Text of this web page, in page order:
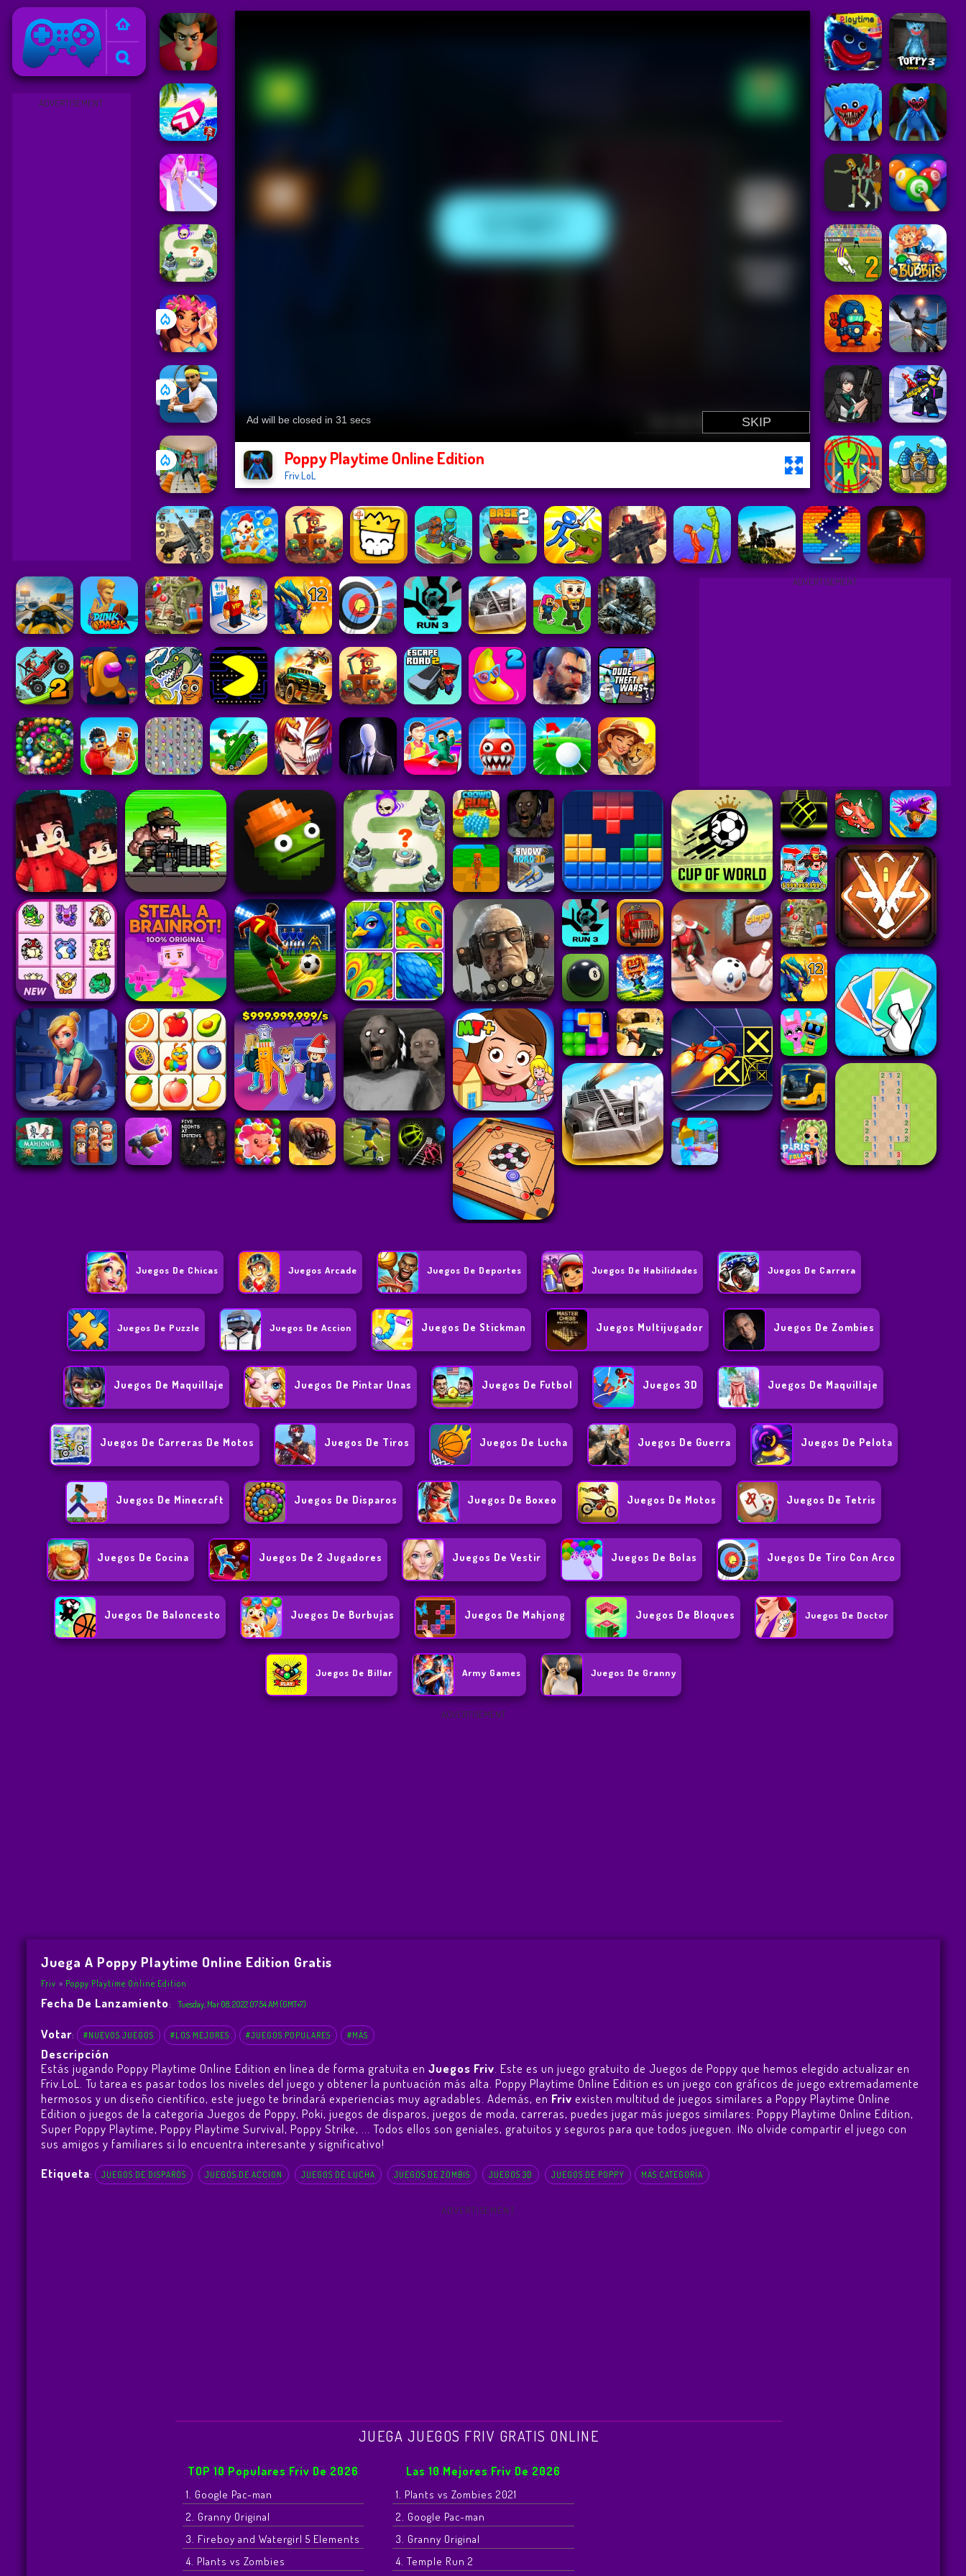
ADVERTISEMENT
Poppy Playtime Online Edition
Friv.LoL
ADVERTISEMENT
Juegos De Chicas Juegos Arcade Juegos De Deportes Juegos De Habilidades Juegos De Carrera
Juegos De Puzzle Juegos De Accion Juegos De Stickman Juegos Multijugador Juegos De Zombies
Juegos De Maquillaje Juegos De Pintar Unas Juegos De Futbol Juegos 3D Juegos De Maquillaje
Juegos De Carreras De Motos Juegos De Tiros Juegos De Lucha Juegos De Guerra Juegos De Pelota
Juegos De Minecraft Juegos De Disparos Juegos De Boxeo Juegos De Motos Juegos De Tetris
Juegos De Cocina Juegos De 2 Jugadores Juegos De Vestir Juegos De Bolas Juegos De Tiro Con Arco
Juegos De Baloncesto Juegos De Burbujas Juegos De Mahjong Juegos De Bloques Juegos De Doctor
Juegos De Billar Army Games Juegos De Granny
ADVERTISEMENT
Juega A Poppy Playtime Online Edition Gratis
Friv Poppy Playtime Online Edition
Fecha De Lanzamiento: Tuesday, Mar 08, 2022 07:54 AM (GMT+7)
Votar: #NUEVOS JUEGOS #LOS MEJORES #JUEGOS POPULARES #MÁS
Descripción
Estás jugando Poppy Playtime Online Edition en línea de forma gratuita en Juegos Friv . Este es un juego gratuito de Juegos de Poppy que hemos elegido actualizar en
Friv.LoL. Tu tarea es pasar todos los niveles del juego y obtener la puntuación más alta. Poppy Playtime Online Edition es un juego con gráficos de juego extremadamente
hermosos y un diseño científico, este juego te brindará experiencias muy agradables. Además, en Friv existen multitud de juegos similares a Poppy Playtime Online
Edition o juegos de la categoría Juegos de Poppy, Poki, juegos de disparos, juegos de moda, carreras, puedes jugar más juegos similares: Poppy Playtime Online Edition,
Super Poppy Playtime, Poppy Playtime Survival, Poppy Strike, ... Todos ellos son geniales, gratuitos y seguros para que todos jueguen. ¡No olvide compartir el juego con
sus amigos y familiares si lo encuentra interesante y significativo!
Etiqueta: JUEGOS DE DISPAROS JUEGOS DE ACCION JUEGOS DE LUCHA JUEGOS DE ZOMBIS JUEGOS 3D JUEGOS DE POPPY MÁS CATEGORÍA
ADVERTISEMENT
JUEGA JUEGOS FRIV GRATIS ONLINE
TOP 10 Populares Friv De 2026
1. Google Pac-man
2. Granny Original
3. Fireboy and Watergirl 5 Elements
4. Plants vs Zombies
Las 10 Mejores Friv De 2026
1. Plants vs Zombies 2021
2. Google Pac-man
3. Granny Original
4. Temple Run 2